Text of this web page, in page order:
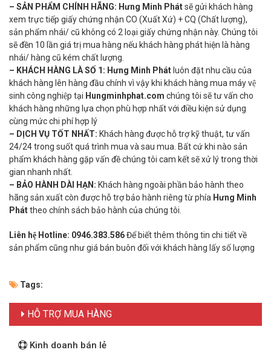
– SẢN PHẨM CHÍNH HÃNG: Hưng Minh Phátsẽ gửi khách hàng
xem trực tiếp giấy chứng nhận CO (Xuất Xứ) + CQ (Chất lượng),
sản phẩm nhái/ cũ không có 2 loại giấy chứng nhận này. Chúng tôi
sẽ đền 10 lần giá trị mua hàng nếu khách hàng phát hiện là hàng
nhái/ hàng cũ kém chất lượng.
– KHÁCH HÀNG LÀ SỐ 1: Hưng Minh Phát luôn đặt nhu cầu của
khách hàng lên hàng đầu chính vì vậy khi khách hàng mua máy vệ
sinh công nghiệp tại Hungminhphat.com chúng tôi sẽ tư vấn cho
khách hàng những lựa chọn phù hợp nhất với điều kiện sử dụng
cùng mức chi phí hợp lý
– DỊCH VỤ TỐT NHẤT: Khách hàng được hỗ trợ kỹ thuật, tư vấn
24/24 trong suốt quá trình mua và sau mua. Bất cứ khi nào sản
phẩm khách hàng gặp vấn đề chúng tôi cam kết sẽ xử lý trong thời
gian nhanh nhất.
– BẢO HÀNH DÀI HẠN: Khách hàng ngoài phần bảo hành theo
hãng sản xuất còn được hỗ trợ bảo hành riêng từ phía Hưng Minh
Pháttheo chính sách bảo hành của chúng tôi.
Liên hệ Hotline: 0946.383.586Để biết thêm thông tin chi tiết về
sản phẩm cũng như giá bán buôn đối với khách hàng lấy số lượng
Tags:
HỖ TRỢ MUA HÀNG
Kinh doanh bán lẻ